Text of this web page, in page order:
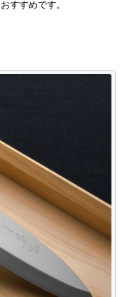
すすめです。